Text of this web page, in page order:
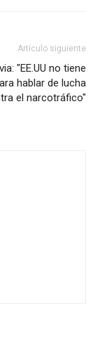
Artículo siguiente
"EE.UU no tiene
hablar de lucha
el narcotráfico"